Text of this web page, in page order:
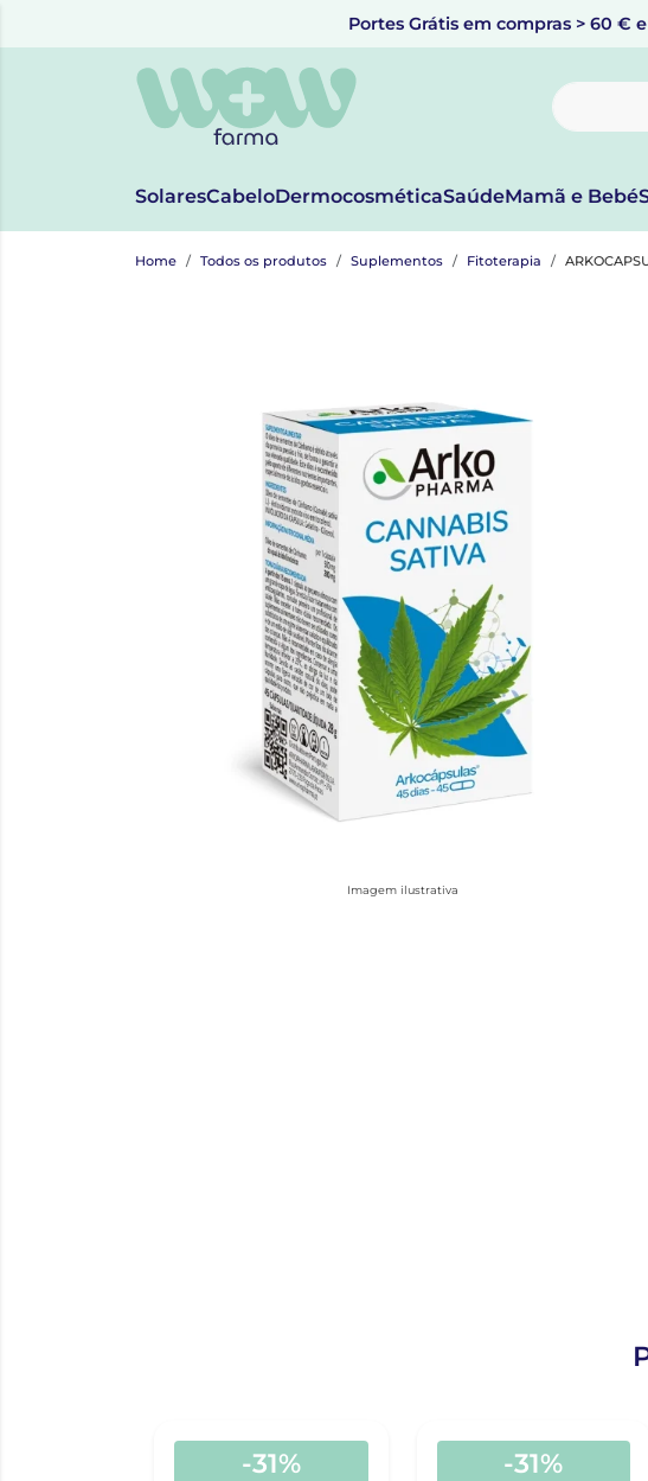
Portes Grátis em compras > 60 €
SolaresCabeloDermocosméticaSaúdeMamã e Bebé
Home Todos os produtos Suplementos Fitoterapia
Imagem ilustrativa
-31% -31%